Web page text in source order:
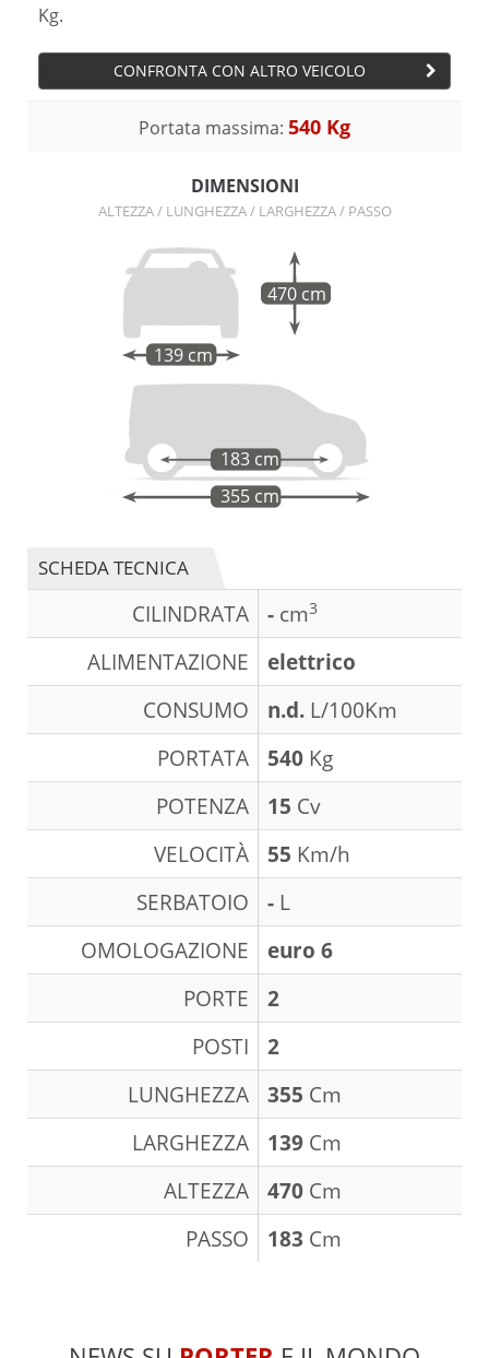
Kg.
CONFRONTA CON ALTRO VEICOLO
Portata massima: 540 Kg
DIMENSIONI
ALTEZZA / LUNGHEZZA / LARGHEZZA / PASSO
139 cm
470 cm
355 cm
183 cm
SCHEDA TECNICA
CILINDRATA - cm3
ALIMENTAZIONE
elettrico
CONSUMO
n.d. L/100Km
PORTATA
540 Kg
POTENZA
15 Cv
VELOCITÀ
55 Km/h
SERBATOIO
- L
OMOLOGAZIONE
euro 6
PORTE
2
POSTI
2
LUNGHEZZA
355 Cm
LARGHEZZA
139 Cm
ALTEZZA
470 Cm
PASSO
183 Cm